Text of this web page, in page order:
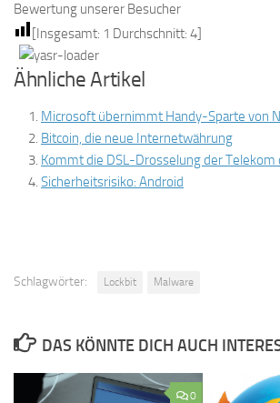
Bewertung unserer Besucher
[Insgesamt: 1 Durchschnitt: 4]
Ähnliche Artikel
Microsoft übernimmt Handy-Sparte von
Bitcoin, die neue Internetwährung
Kommt die DSL-Drosselung der Telekom
Sicherheitsrisiko: Android
Schlagwörter: Lockbit Malware
DAS KÖNNTE DICH AUCH
0